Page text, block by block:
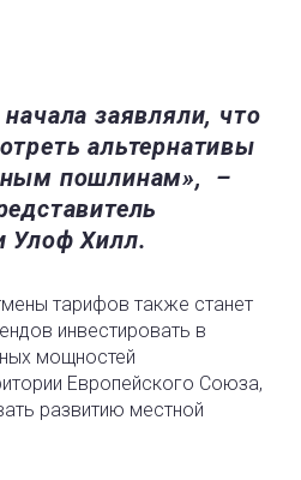
заявляли, что
альтернативы
пошлинам», –
Улоф Хилл.
тарифов также станет
инвестировать в
мощностей
Европейского Союза,
развитию местной